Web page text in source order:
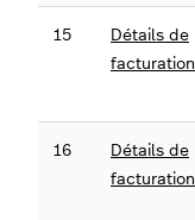
15
Détails de
facturation
16
Détails de
facturation